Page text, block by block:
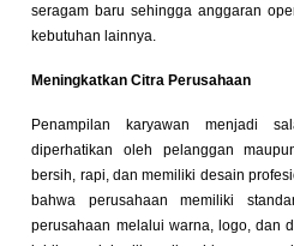
seragam baru sehingga anggaran
kebutuhan lainnya.
Meningkatkan Citra Perusahaan
Penampilan karyawan menjadi
diperhatikan oleh pelanggan
bersih, rapi, dan memiliki desain
bahwa perusahaan memiliki
perusahaan melalui warna, logo, dan